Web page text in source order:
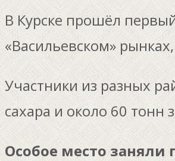
В Курске прошёл
«Васильевском»
Участники из разных
сахара и около 60 тонн
Особое место заняли